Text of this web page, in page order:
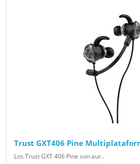
Trust GXT406 Pine
Los Trust GXT 406 Pine son aur..